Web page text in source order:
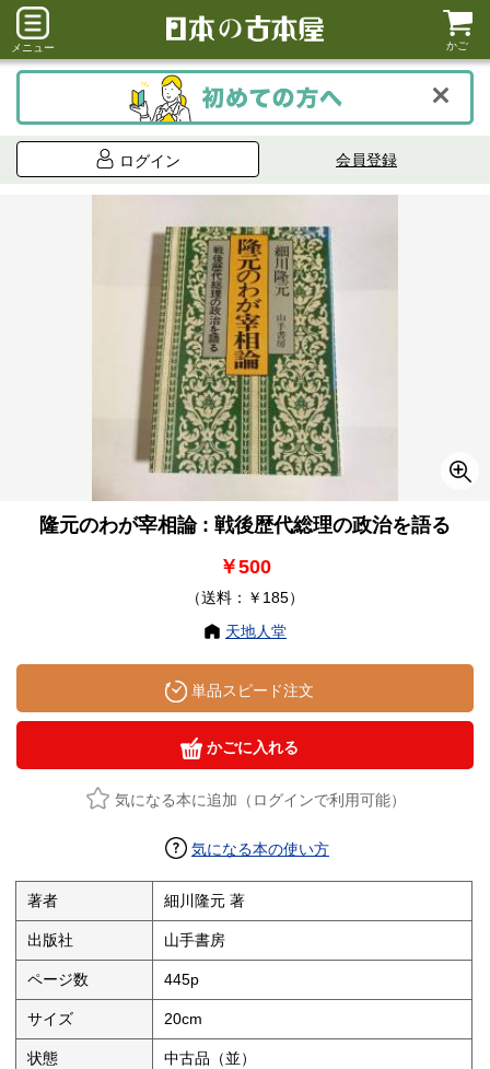
メニュー かご
ログイン 会員登録
隆元のわが宰相論 : 戦後歴代総理の政治を語る
￥500
（送料：￥185）
天地人堂
単品スピード注文
かごに入れる
気になる本に追加（ログインで利用可能）
気になる本の使い方
著者 細川隆元 著
出版社 山手書房
ページ数 445p
サイズ 20cm
状態 中古品（並）